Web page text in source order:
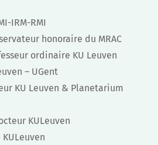
IRM-RMI
honoraire du MRAC
ordinaire KU Leuven
– UGent
KU Leuven & Planetarium
KULeuven